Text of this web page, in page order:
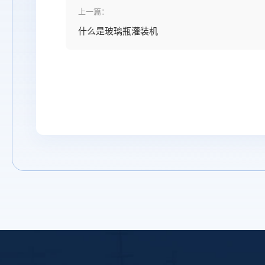
上一篇：
什么是玻璃瓶灌装机